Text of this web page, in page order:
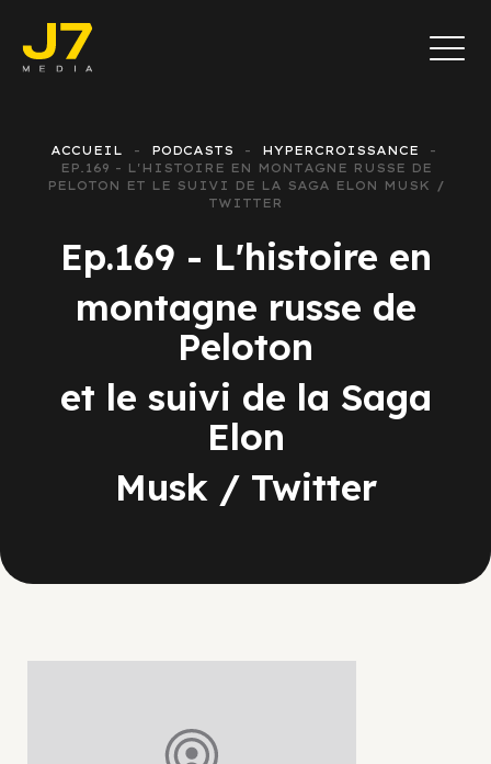
ACCUEIL PODCASTS
HYPERCROISSANCE
EP.169 - L'HISTOIRE EN MONTAGNE RUSSE DE
PELOTON ET LE SUIVI DE LA SAGA ELON MUSK /
TWITTER
Ep.169 - L'histoire en
montagne russe de
Peloton
et le suivi de la Saga
Elon
Musk / Twitter